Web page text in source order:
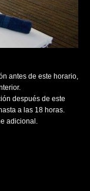
antes de este horario,
después de este
a las 18 horas.
adicional.